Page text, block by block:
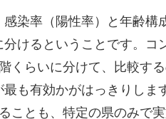
染率（陽性率）と年齢構
けるということです。コ
くらいに分けて、比較す
も有効かがはっきりしま
ことも、特定の県のみで実